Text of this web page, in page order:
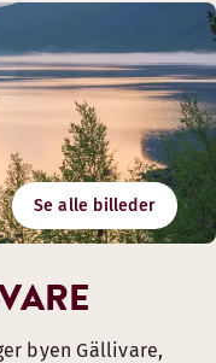
Se alle billeder
byen Gällivare,